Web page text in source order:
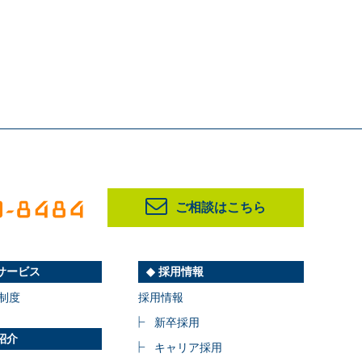
ご相談はこちら
ービス
度
介
採用情報
採用情報
新卒採用
キャリア採用